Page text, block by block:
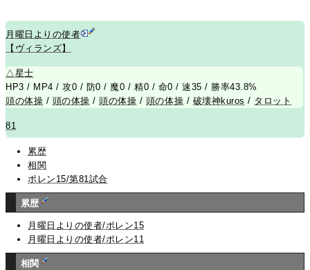
月曜日よりの使者
【ヴィランズ】
△星士
HP3 / MP4 / 攻0 / 防0 / 魔0 / 精0 / 命0 / 速35 / 勝率43.8%
頭の体操 / 頭の体操 /頭の体操 / 頭の体操 / 破壊神kuros / タロット
81
累歴
相関
ポレン15/第81試合
累歴
月曜日よりの使者/ポレン15
月曜日よりの使者/ポレン11
相関